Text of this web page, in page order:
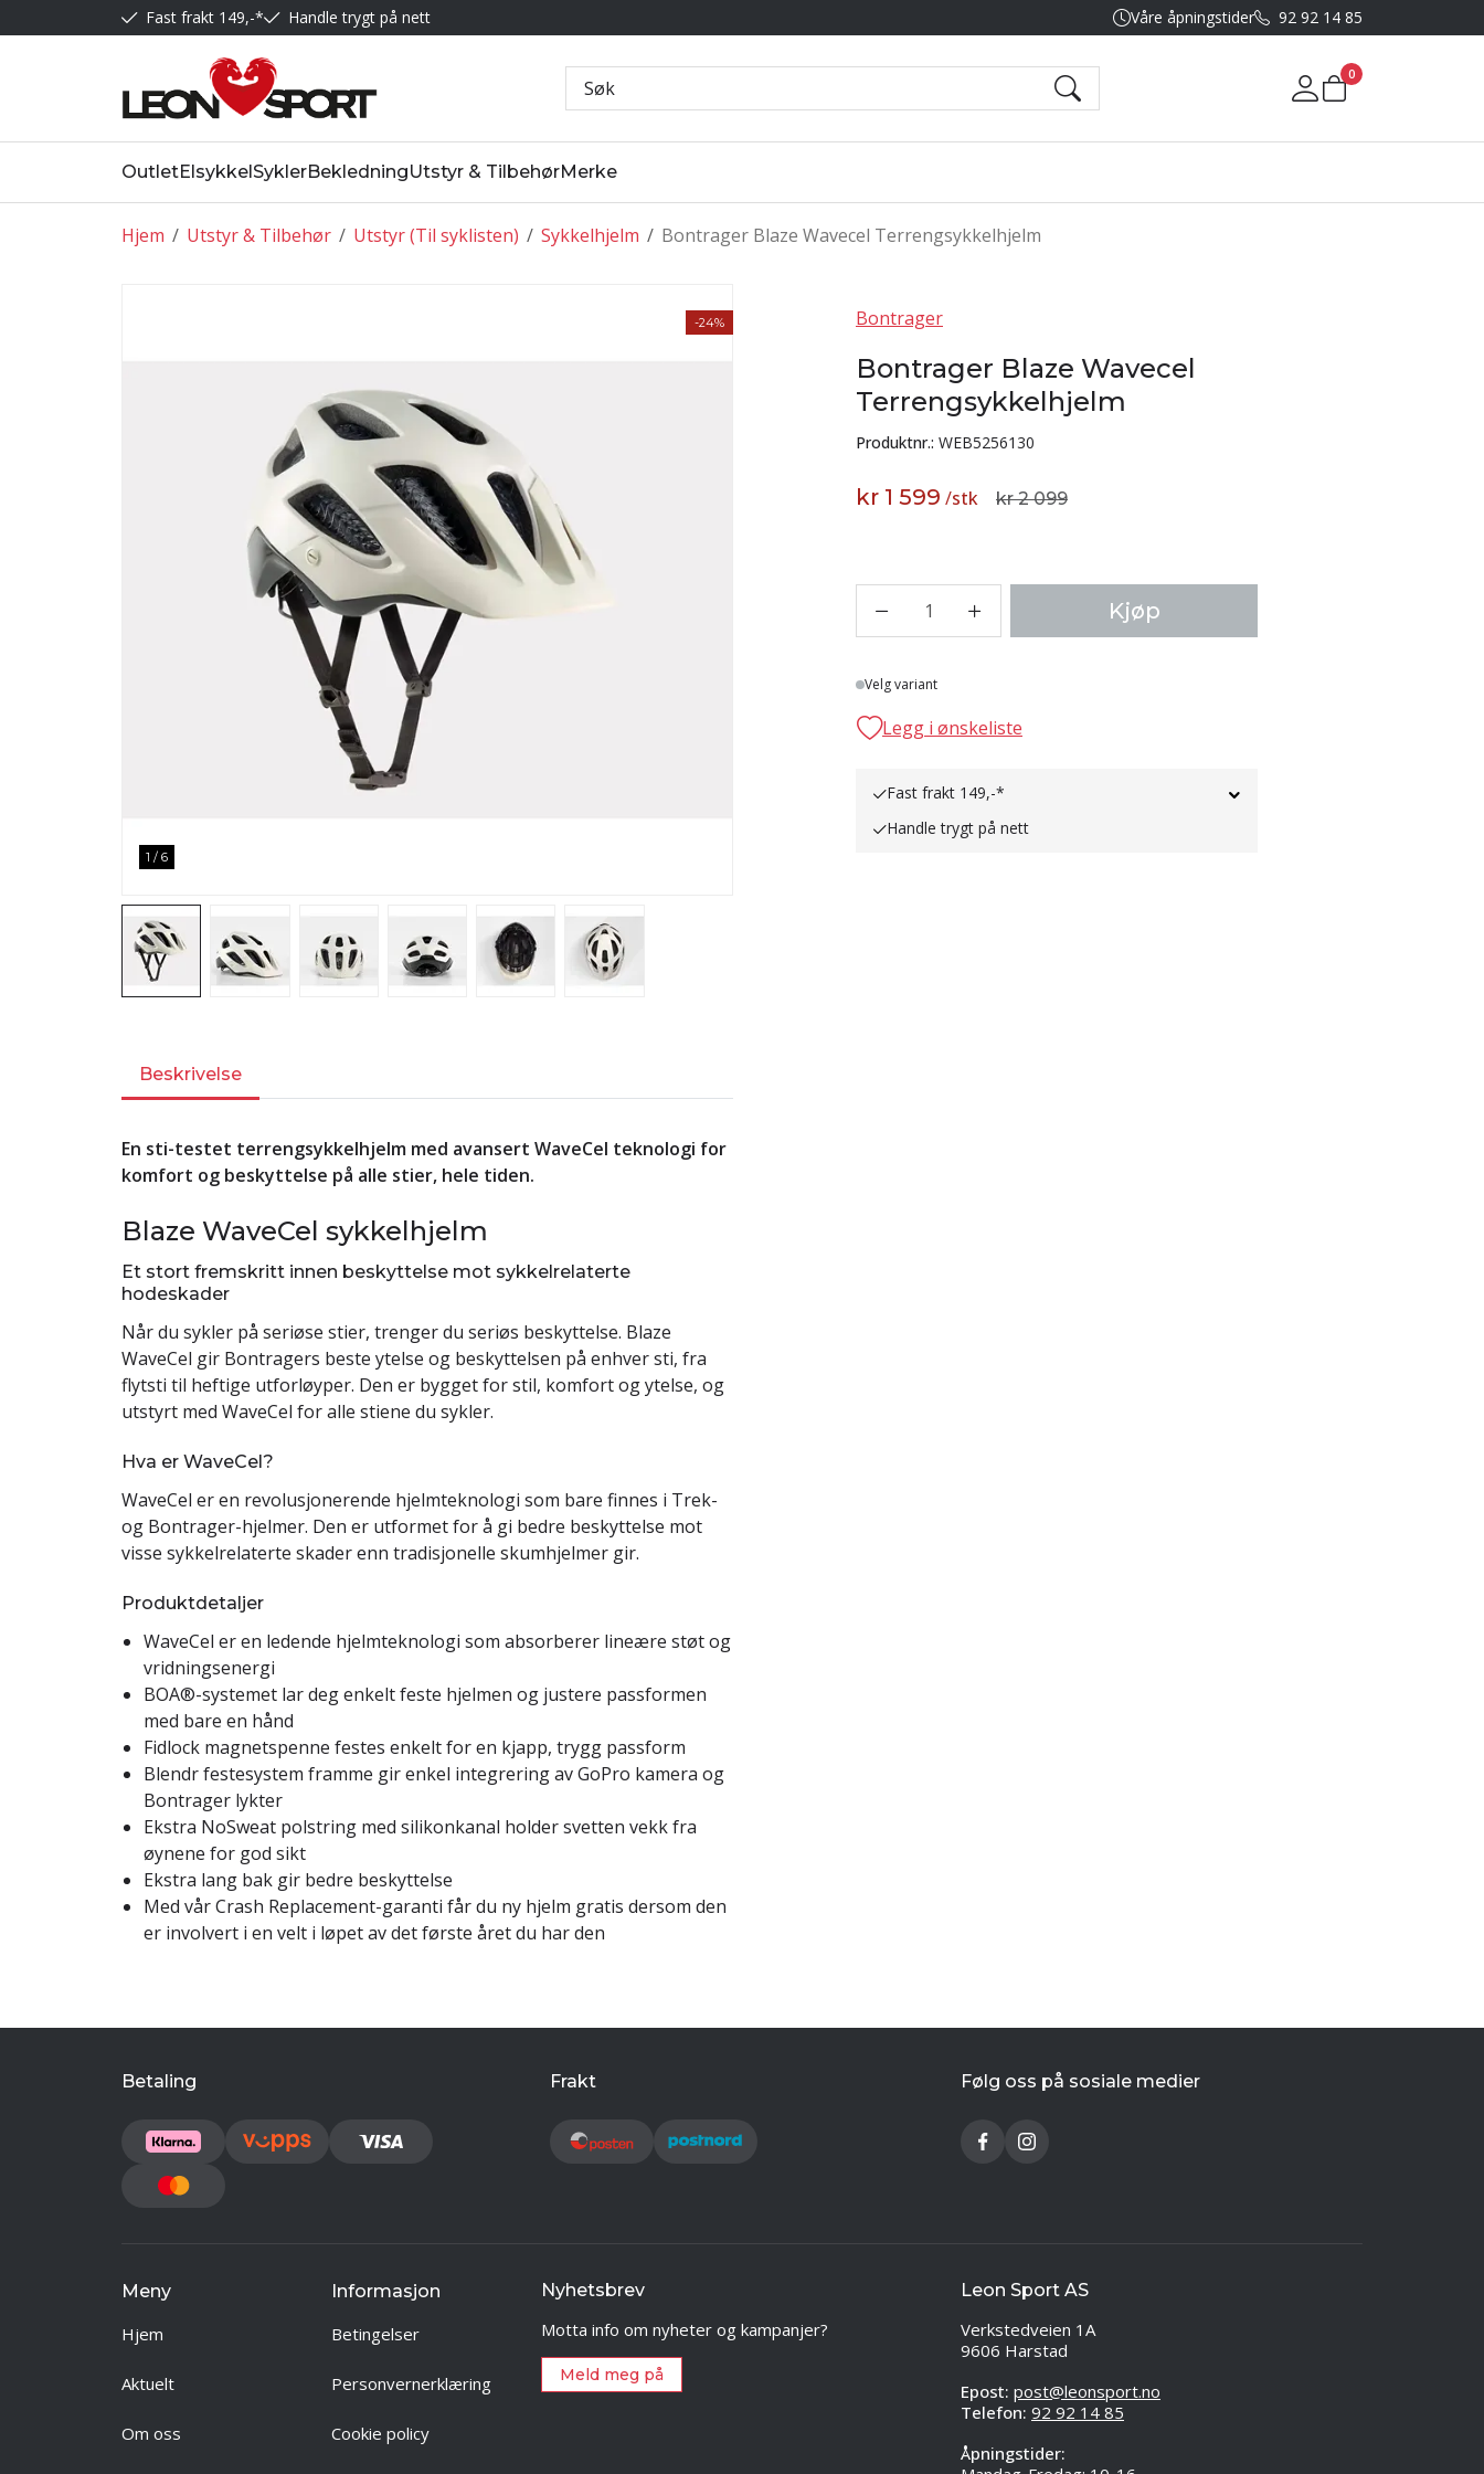
Fast frakt 149,-* Handle trygt på nett Våre åpningstider 92 92 14 85
Mine sider
0
OutletElsykkelSyklerBekledningUtstyr & TilbehørMerke
/
Hjem /
Utstyr & Tilbehør /
Utstyr (Til syklisten) /
Sykkelhjelm Bontrager Blaze Wavecel Terrengsykkelhjelm
1 / 6
-24% Bontrager
Bontrager Blaze Wavecel
Terrengsykkelhjelm
Produktnr.: WEB5256130
kr 1 599 /stk kr 2 099
1 Kjøp
Lager
Velg variant
Legg i ønskeliste
Fast frakt 149,-*
Handle trygt på nett
Beskrivelse
En sti-testet terrengsykkelhjelm med avansert WaveCel teknologi for
komfort og beskyttelse på alle stier, hele tiden.
Blaze WaveCel sykkelhjelm
Et stort fremskritt innen beskyttelse mot sykkelrelaterte
hodeskader
Når du sykler på seriøse stier, trenger du seriøs beskyttelse. Blaze
WaveCel gir Bontragers beste ytelse og beskyttelsen på enhver sti, fra
flytsti til heftige utforløyper. Den er bygget for stil, komfort og ytelse, og
utstyrt med WaveCel for alle stiene du sykler.
Hva er WaveCel?
WaveCel er en revolusjonerende hjelmteknologi som bare finnes i Trek-
og Bontrager-hjelmer. Den er utformet for å gi bedre beskyttelse mot
visse sykkelrelaterte skader enn tradisjonelle skumhjelmer gir.
Produktdetaljer
WaveCel er en ledende hjelmteknologi som absorberer lineære støt og
vridningsenergi
BOA®-systemet lar deg enkelt feste hjelmen og justere passformen
med bare en hånd
Fidlock magnetspenne festes enkelt for en kjapp, trygg passform
Blendr festesystem framme gir enkel integrering av GoPro kamera og
Bontrager lykter
Ekstra NoSweat polstring med silikonkanal holder svetten vekk fra
øynene for god sikt
Ekstra lang bak gir bedre beskyttelse
Med vår Crash Replacement-garanti får du ny hjelm gratis dersom den
er involvert i en velt i løpet av det første året du har den
Betaling Frakt Følg oss på sosiale medier
Meny
Hjem
Aktuelt
Om oss
Informasjon
Betingelser
Personvernerklæring
Cookie policy
Nyhetsbrev
Motta info om nyheter og kampanjer?
Meld meg på
Leon Sport AS
Verkstedveien 1A
9606 Harstad
Epost: post@leonsport.no
Telefon: 92 92 14 85
Åpningstider: